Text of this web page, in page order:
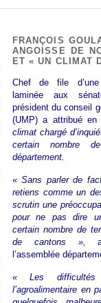
FRANÇOIS
ANGOISSE DE
ET « UN CLIMAT
Chef de file d’une
laminée aux
président du conseil
(UMP) a attribué
climat chargé
certain nombre
département.
« Sans parler de
retiens comme un
scrutin une
pour ne pas dire
certain nombre de
de cantons »,
l’assemblée
« Les difficultés
l’agroalimentaire en